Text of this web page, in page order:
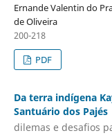
Ernande Valentin do
de Oliveira
200-218
PDF
Da terra indígena
Santuário dos Pajés
dilemas e desafios